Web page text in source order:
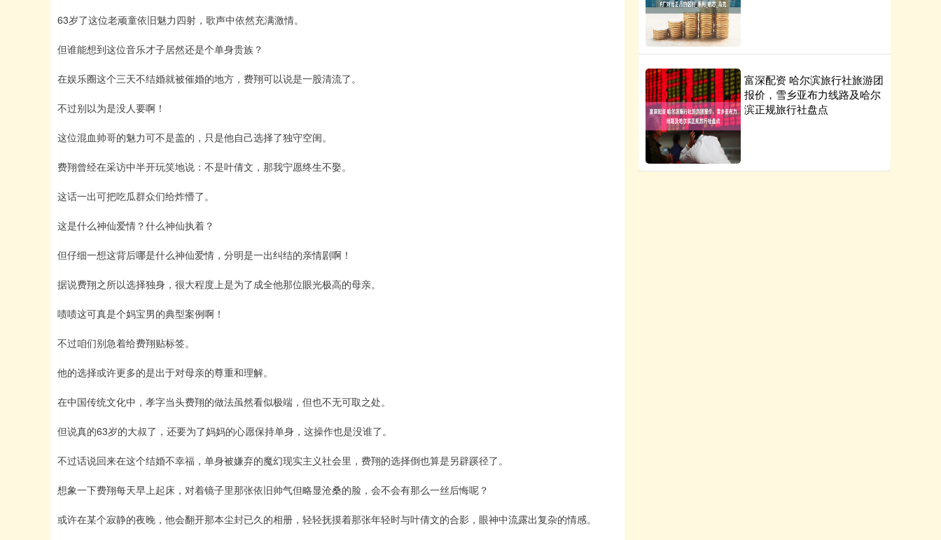
63岁了这位老顽童依旧魅力四射，歌声中依然充满激情。
但谁能想到这位音乐才子居然还是个单身贵族？
在娱乐圈这个三天不结婚就被催婚的地方，费翔可以说是一股清流了。
不过别以为是没人要啊！
这位混血帅哥的魅力可不是盖的，只是他自己选择了独守空闺。
费翔曾经在采访中半开玩笑地说：不是叶倩文，那我宁愿终生不娶。
这话一出可把吃瓜群众们给炸懵了。
这是什么神仙爱情？什么神仙执着？
但仔细一想这背后哪是什么神仙爱情，分明是一出纠结的亲情剧啊！
据说费翔之所以选择独身，很大程度上是为了成全他那位眼光极高的母亲。
啧啧这可真是个妈宝男的典型案例啊！
不过咱们别急着给费翔贴标签。
他的选择或许更多的是出于对母亲的尊重和理解。
在中国传统文化中，孝字当头费翔的做法虽然看似极端，但也不无可取之处。
但说真的63岁的大叔了，还要为了妈妈的心愿保持单身，这操作也是没谁了。
不过话说回来在这个结婚不幸福，单身被嫌弃的魔幻现实主义社会里，费翔的选择倒也算是另辟蹊径了。
想象一下费翔每天早上起床，对着镜子里那张依旧帅气但略显沧桑的脸，会不会有那么一丝后悔呢？
或许在某个寂静的夜晚，他会翻开那本尘封已久的相册，轻轻抚摸着那张年轻时与叶倩文的合影，眼神中流露出复杂的情感。
富深配资 哈尔滨旅行社旅游团
报价，雪乡亚布力线路及哈尔
滨正规旅行社盘点